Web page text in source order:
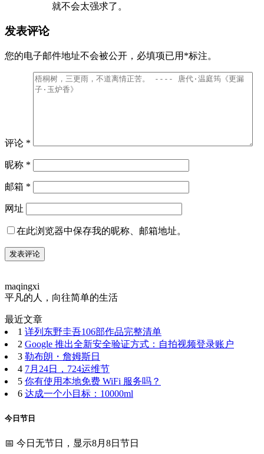
就不会太强求了。
发表评论
您的电子邮件地址不会被公开， 必填项已用 *标注。
评论 *
昵称 *
邮箱 *
网址
在此浏览器中保存我的昵称、邮箱地址。
maqingxi
平凡的人，向往简单的生活
最近文章
1 详列东野圭吾106部作品完整清单
2 Google 推出全新安全验证方式：自拍视频登录账户
3 勒布朗・詹姆斯日
4 7月24日，724运维节
5 你有使用本地免费 WiFi 服务吗？
6 达成一个小目标：10000ml
今日节日
📅 今日无节日，显示8月8日节日